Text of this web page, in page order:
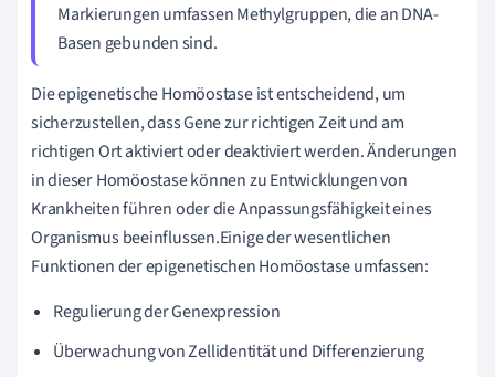
Markierungen umfassen Methylgruppen, die an DNA-
Basen gebunden sind.
Die epigenetische Homöostase ist entscheidend, um
sicherzustellen, dass Gene zur richtigen Zeit und am
richtigen Ort aktiviert oder deaktiviert werden. Änderungen
in dieser Homöostase können zu Entwicklungen von
Krankheiten führen oder die Anpassungsfähigkeit eines
Organismus beeinflussen.Einige der wesentlichen
Funktionen der epigenetischen Homöostase umfassen:
Regulierung der Genexpression
Überwachung von Zellidentität und Differenzierung